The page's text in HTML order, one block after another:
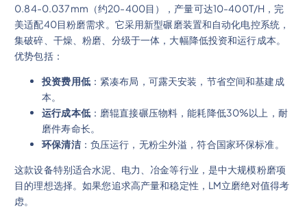
0.84-0.037mm（约20-400目），产量可达10-400T/H，完
美适配40目粉磨需求。它采用新型碾磨装置和自动化电控系统，
集破碎、干燥、粉磨、分级于一体，大幅降低投资和运行成本。
优势包括：
投资费用低：紧凑布局，可露天安装，节省空间和基建成
本。
运行成本低：磨辊直接碾压物料，能耗降低30%以上，耐
磨件寿命长。
环保清洁：负压运行，无粉尘外溢，符合国家环保标准。
这款设备特别适合水泥、电力、冶金等行业，是中大规模粉磨项
目的理想选择。如果您追求高产量和稳定性，LM立磨绝对值得考
虑。